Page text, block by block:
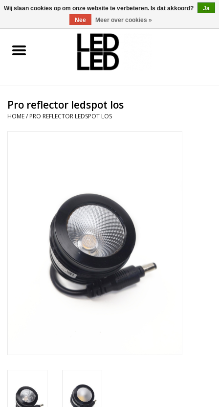
0 Artikelen - €0,00
Home
LED Accessoires
Pro reflector ledspot los
HOME/ PRO REFLECTOR LEDSPOT LOS
Wij slaan cookies op om onze website te verbeteren. Is dat akkoord?
Ja
Nee
Meer over cookies »